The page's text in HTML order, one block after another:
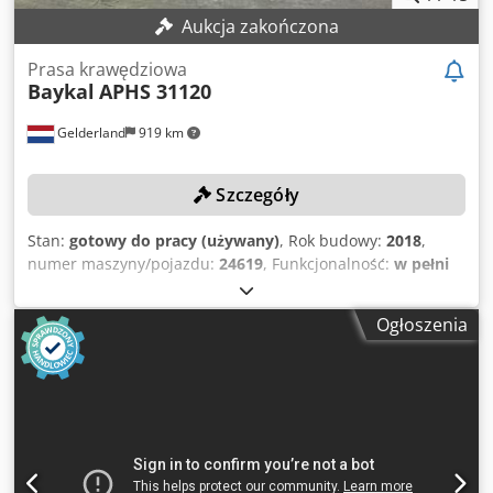
Aukcja zakończona
Gelderland 919 km
Prasa krawędziowa
Baykal APHS 31120
Szczegóły
Stan: gotowy do pracy (używany), Rok budowy: 2018,
numer maszyny/pojazdu: 24619, Funkcjonalność: w pełni
2 442 h
siła nacisku:120 t, skok:260 mm, model sterownika:
Delem DA-66T
3 100 mm, Brak ceny
minimalnej – gwarantowana sprzedaż za najwyższą ofertę!
DANE TECHNICZNE Siła nacisku: 120 t Maksymalna
Moc: 15,8 kW Napęd: CNC Sterowanie: Delem DA-66T
Ogłoszenia